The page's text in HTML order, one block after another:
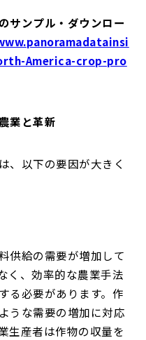
サンプル・ダウンロー
America-crop-pro
業と革新
、以下の要因が大きく
供給の需要が増加して
く、効率的な農業手法
る必要があります。作
うな需要の増加に対応
生産者は作物の収量を